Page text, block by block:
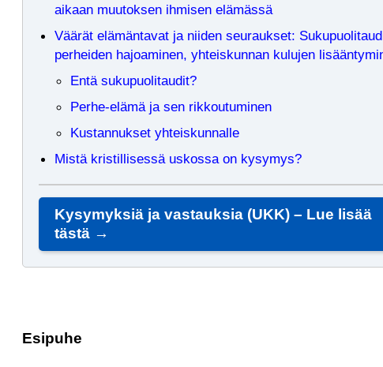
aikaan muutoksen ihmisen elämässä
Väärät elämäntavat ja niiden seuraukset:
perheiden hajoaminen, yhteiskunnan kulujen
Entä sukupuolitaudit?
Perhe-elämä ja sen rikkoutuminen
Kustannukset yhteiskunnalle
Mistä kristillisessä uskossa on kysymys?
Kysymyksiä ja vastauksia (UKK) – Lue lisää
tästä →
Esipuhe